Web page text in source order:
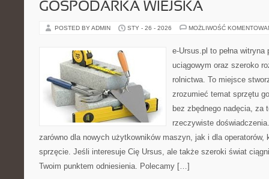
GOSPODARKA WIEJSKA
POSTED BY ADMIN STY - 26 - 2026 MOŻLIWOŚĆ
e-Ursus.pl to pełna
uciągowym oraz szeroko
rolnictwa. To miejsce
zrozumieć temat sprzętu
bez zbędnego nadęcia, za
rzeczywiste
zarówno dla nowych użytkowników maszyn, jak i dla operatorów,
sprzęcie. Jeśli interesuje Cię Ursus, ale także szeroki świat
Twoim punktem odniesienia. Polecamy […]